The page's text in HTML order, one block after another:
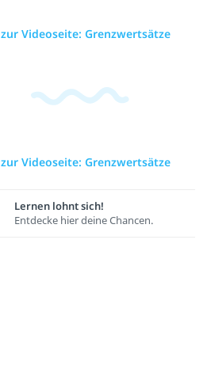
zur Videoseite: Grenzwertsätze
zur Videoseite: Grenzwertsätze
Lernen lohnt sich!
Entdecke hier deine Chancen.